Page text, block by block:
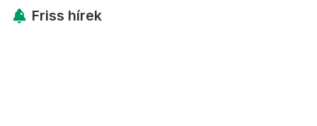
Friss hírek